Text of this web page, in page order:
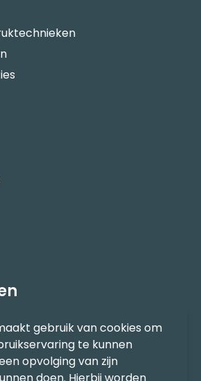
gebruik van cookies om
te kunnen
opvolging van zijn